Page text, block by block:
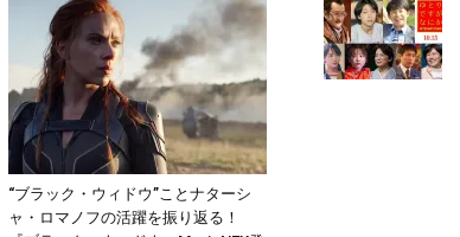
“ブラック・ウィドウ”ことナターシ
ャ・ロマノフの活躍を振り返る！